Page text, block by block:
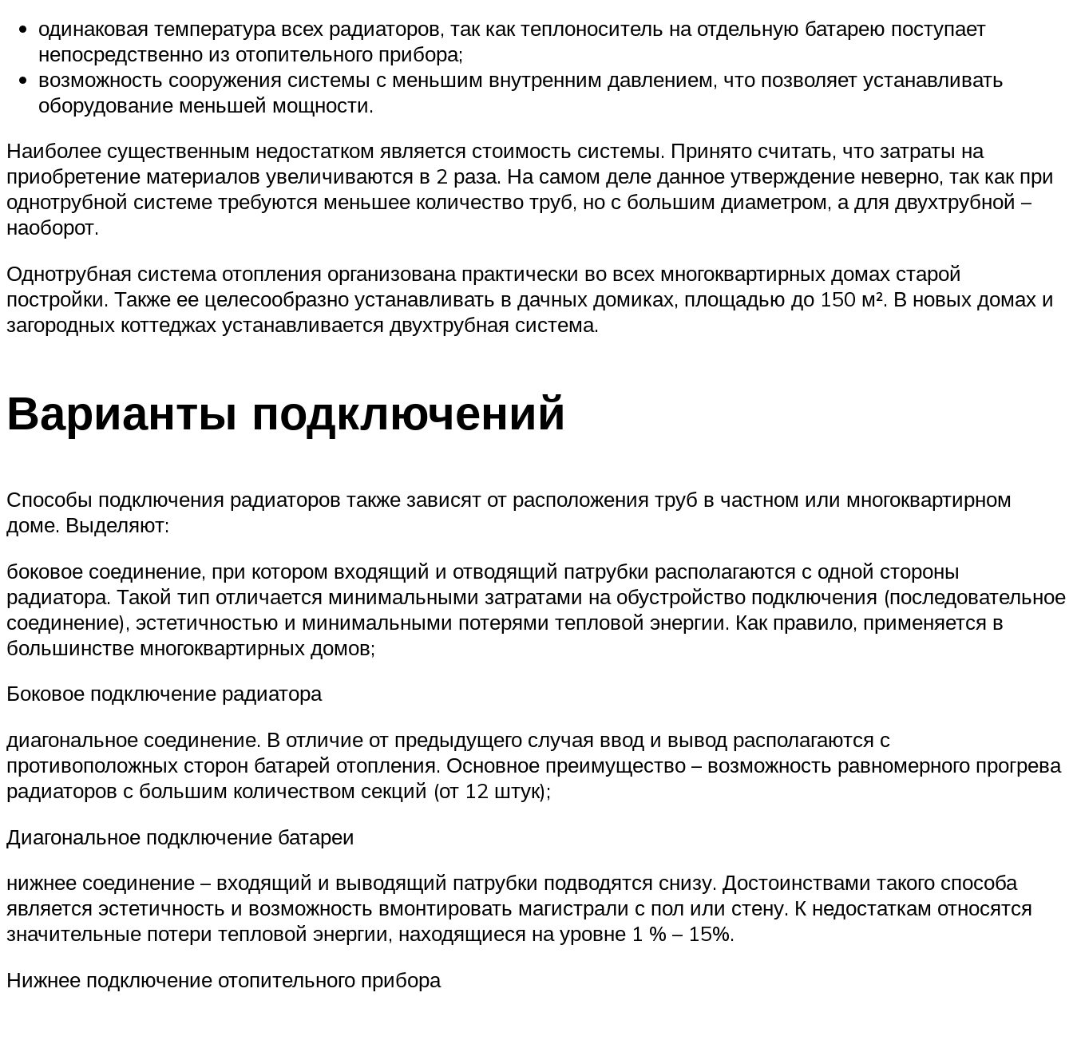
одинаковая температура всех радиаторов, так как теплоноситель на отдельную батарею поступает
непосредственно из отопительного прибора;
возможность сооружения системы с меньшим внутренним давлением, что позволяет устанавливать
оборудование меньшей мощности.
Наиболее существенным недостатком является стоимость системы. Принято считать, что затраты на
приобретение материалов увеличиваются в 2 раза. На самом деле данное утверждение неверно, так как при
однотрубной системе требуются меньшее количество труб, но с большим диаметром, а для двухтрубной –
наоборот.
Однотрубная система отопления организована практически во всех многоквартирных домах старой
постройки. Также ее целесообразно устанавливать в дачных домиках, площадью до 150 м². В новых домах и
загородных коттеджах устанавливается двухтрубная система.
Варианты подключений
Способы подключения радиаторов также зависят от расположения труб в частном или многоквартирном
доме. Выделяют:
боковое соединение, при котором входящий и отводящий патрубки располагаются с одной стороны
радиатора. Такой тип отличается минимальными затратами на обустройство подключения (последовательное
соединение), эстетичностью и минимальными потерями тепловой энергии. Как правило, применяется в
большинстве многоквартирных домов;
Боковое подключение радиатора
диагональное соединение. В отличие от предыдущего случая ввод и вывод располагаются с
противоположных сторон батарей отопления. Основное преимущество – возможность равномерного прогрева
радиаторов с большим количеством секций (от 12 штук);
Диагональное подключение батареи
нижнее соединение – входящий и выводящий патрубки подводятся снизу. Достоинствами такого способа
является эстетичность и возможность вмонтировать магистрали с пол или стену. К недостаткам относятся
значительные потери тепловой энергии, находящиеся на уровне 1 % – 15%.
Нижнее подключение отопительного прибора